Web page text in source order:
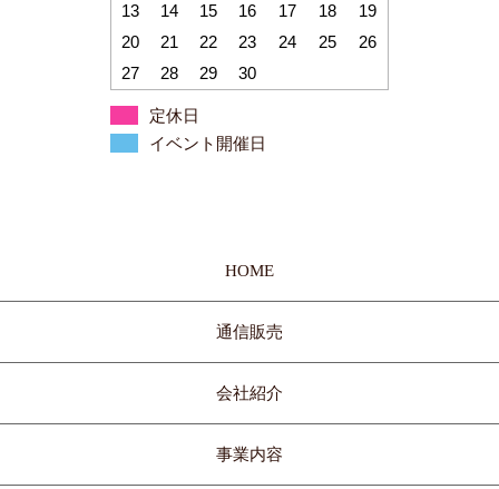
13
14 15 16 17 18
19
20
21 22 23 24 25
26
27
28 29 30
定休日
イベント開催日
HOME
通信販売
会社紹介
事業内容